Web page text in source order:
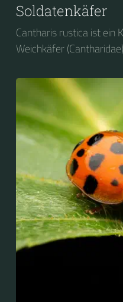
Soldatenkäfer
Cantharis rustica ist ein
Weichkäfer